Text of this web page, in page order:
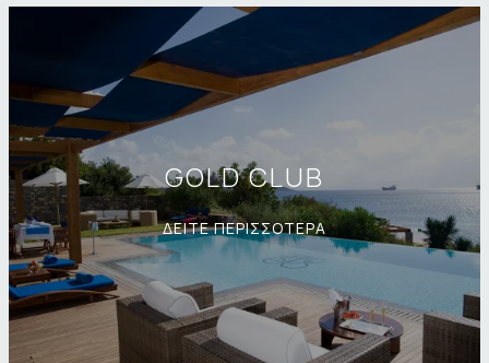
GOLD CLUB
ΔΕΙΤΕ ΠΕΡΙΣΣΟΤΕΡΑ